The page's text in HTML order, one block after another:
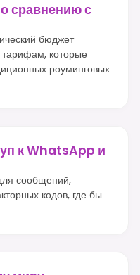
сравнению с
бюджет
которые
роуминговых
к WhatsApp и
сообщений,
кодов, где бы